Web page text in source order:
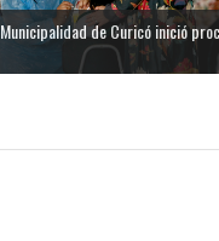
Municipalidad de Curicó inició